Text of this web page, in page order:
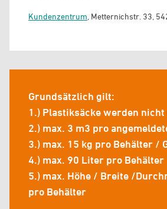
Kundenzentrum , Metternichstr. 33,
Grundsätzlich gilt:
1.) Plastiksäcke werden
2.) max. 3 m3 pro
3.) max. 15 kg pro Behälter /
4.) max. 90 Liter pro Behälter
5.) max. Höhe / Breite /
pro Behälter